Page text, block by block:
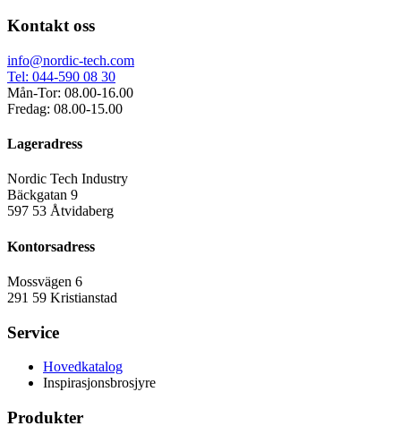
Kontakt oss
info@nordic-tech.com
Tel: 044-590 08 30
Mån-Tor: 08.00-16.00
Fredag: 08.00-15.00
Lageradress
Nordic Tech Industry
Bäckgatan 9
597 53 Åtvidaberg
Kontorsadress
Mossvägen 6
291 59 Kristianstad
Service
Hovedkatalog
Inspirasjonsbrosjyre
Produkter